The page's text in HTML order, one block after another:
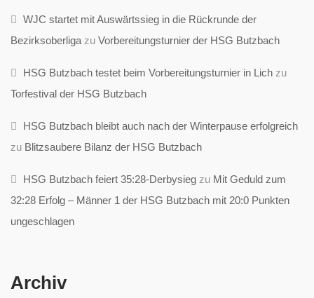
WJC startet mit Auswärtssieg in die Rückrunde der
Bezirksoberliga zu Vorbereitungsturnier der HSG Butzbach
HSG Butzbach testet beim Vorbereitungsturnier in Lich zu
Torfestival der HSG Butzbach
HSG Butzbach bleibt auch nach der Winterpause erfolgreich
zu Blitzsaubere Bilanz der HSG Butzbach
HSG Butzbach feiert 35:28-Derbysieg zu Mit Geduld zum
32:28 Erfolg – Männer 1 der HSG Butzbach mit 20:0 Punkten
ungeschlagen
Archiv